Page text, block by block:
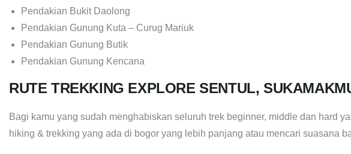
Pendakian Bukit Daolong
Pendakian Gunung Kuta – Curug Mariuk
Pendakian Gunung Butik
Pendakian Gunung Kencana
RUTE TREKKING EXPLORE SENTUL,
Bagi kamu yang sudah menghabiskan seluruh trek beginner, middle dan hard
hiking & trekking yang ada di bogor yang lebih panjang atau mencari suasana